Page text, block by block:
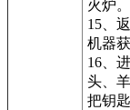
火炉。
15、
机器
16、
头、
把钥匙